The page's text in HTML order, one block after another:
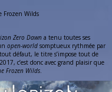
Frozen Wilds
Zero Dawn a tenu toutes ses
open-world somptueux rythmée par
défaut, le titre s’impose tout de
c’est donc avec grand plaisir que
Frozen Wilds.